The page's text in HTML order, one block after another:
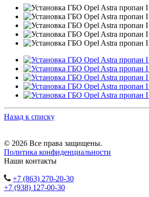
Назад к списку
© 2026 Все права защищены.
Политика конфиденциальности
Наши контакты
+7 (863) 270-20-30
+7 (938) 127-00-30